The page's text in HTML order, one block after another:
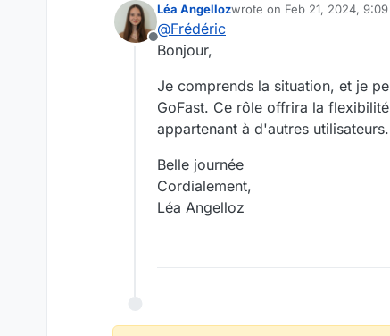
compte, puisque les
Offline
Léa Angellozwrote on Feb 21, 2024,
last edited by
@Frédéric
Bonjour,
Je comprends la situation, et je
GoFast. Ce rôle offrira la
appartenant à d'autres
Belle journée
Cordialement,
Léa Angelloz